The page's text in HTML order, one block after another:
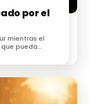
por el
mientras el
pueda